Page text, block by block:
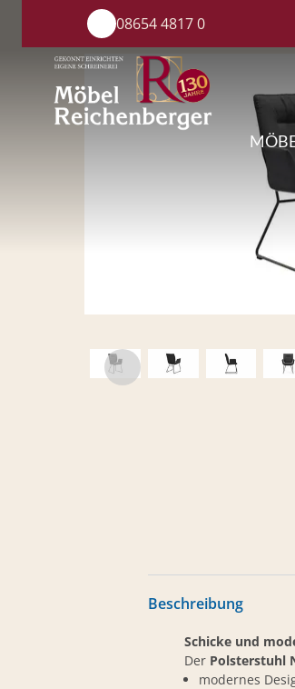
08654 4817 0
Beschreibung
Schicke und
Der Polsterstuhl
modernes